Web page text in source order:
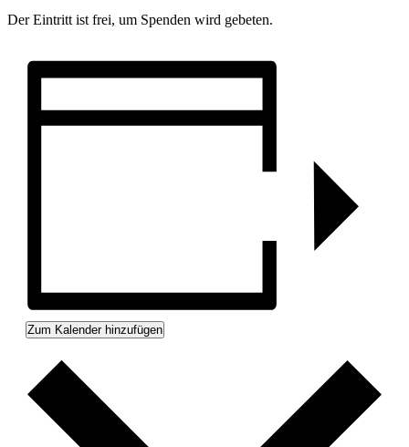
Der Eintritt ist frei, um Spenden wird gebeten.
Zum Kalender hinzufügen